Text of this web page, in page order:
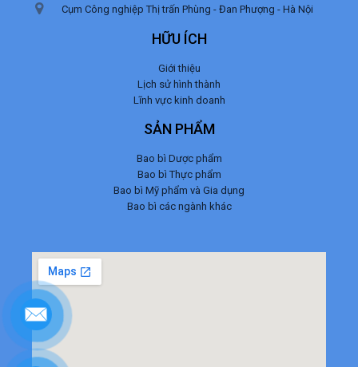
Cụm Công nghiệp Thị trấn Phùng - Đan Phượng - Hà Nội
HỮU ÍCH
Giới thiệu
Lịch sử hình thành
Lĩnh vực kinh doanh
SẢN PHẨM
Bao bì Dược phẩm
Bao bì Thực phẩm
Bao bì Mỹ phẩm và Gia dụng
Bao bì các ngành khác